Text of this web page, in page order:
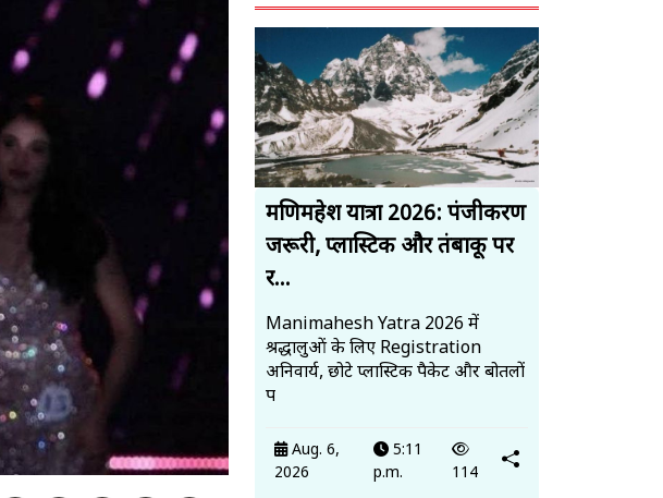
मणिमहेश यात्रा 2026: पंजीकरण
जरूरी, प्लास्टिक और तंबाकू पर
र...
Manimahesh Yatra 2026 में
श्रद्धालुओं के लिए Registration
अनिवार्य, छोटे प्लास्टिक पैकेट और बोतलों
प
Aug. 6,
2026
5:11
p.m.
114